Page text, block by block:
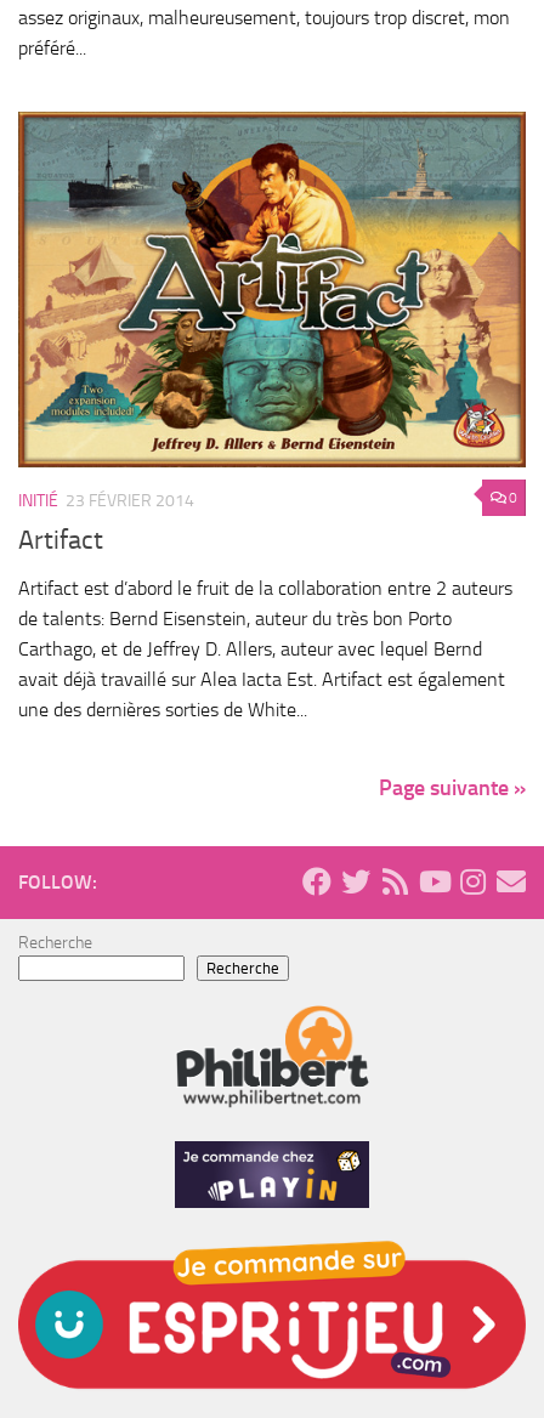
assez originaux, malheureusement, toujours trop discret, mon
préféré...
0
INITIÉ 23 FÉVRIER 2014
Artifact
Artifact est d’abord le fruit de la collaboration entre 2 auteurs
de talents: Bernd Eisenstein, auteur du très bon Porto
Carthago, et de Jeffrey D. Allers, auteur avec lequel Bernd
avait déjà travaillé sur Alea Iacta Est. Artifact est également
une des dernières sorties de White...
Page suivante »
FOLLOW:
Recherche
Recherche